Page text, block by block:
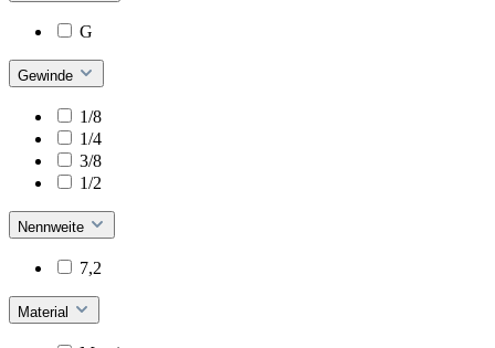
G
Gewinde
1/8
1/4
3/8
1/2
Nennweite
7,2
Material